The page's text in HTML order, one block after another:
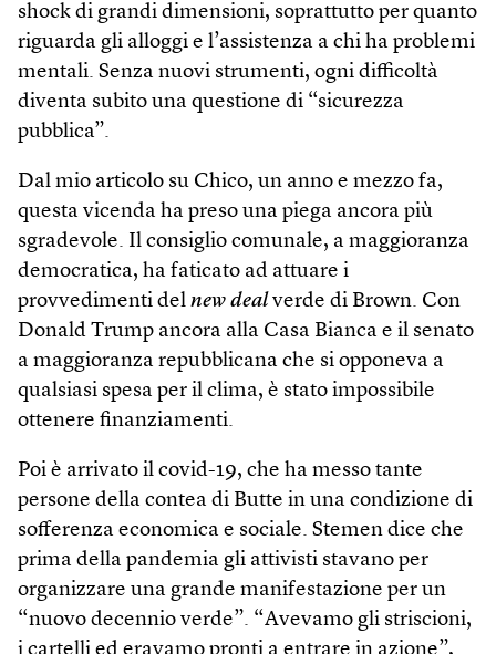
shock di grandi dimensioni, soprattutto per quanto
riguarda gli alloggi e l’assistenza a chi ha problemi
mentali. Senza nuovi strumenti, ogni difficoltà
diventa subito una questione di “sicurezza
pubblica”.
Dal mio articolo su Chico, un anno e mezzo fa,
questa vicenda ha preso una piega ancora più
sgradevole. Il consiglio comunale, a maggioranza
democratica, ha faticato ad attuare i
provvedimenti del new deal verde di Brown. Con
Donald Trump ancora alla Casa Bianca e il senato
a maggioranza repubblicana che si opponeva a
qualsiasi spesa per il clima, è stato impossibile
ottenere finanziamenti.
Poi è arrivato il covid-19, che ha messo tante
persone della contea di Butte in una condizione di
sofferenza economica e sociale. Stemen dice che
prima della pandemia gli attivisti stavano per
organizzare una grande manifestazione per un
“nuovo decennio verde”. “Avevamo gli striscioni,
i cartelli ed eravamo pronti a entrare in azione”,